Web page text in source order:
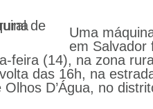
Uma
em Salvador
feira (14), na zona
das 16h, na
D’Água, no